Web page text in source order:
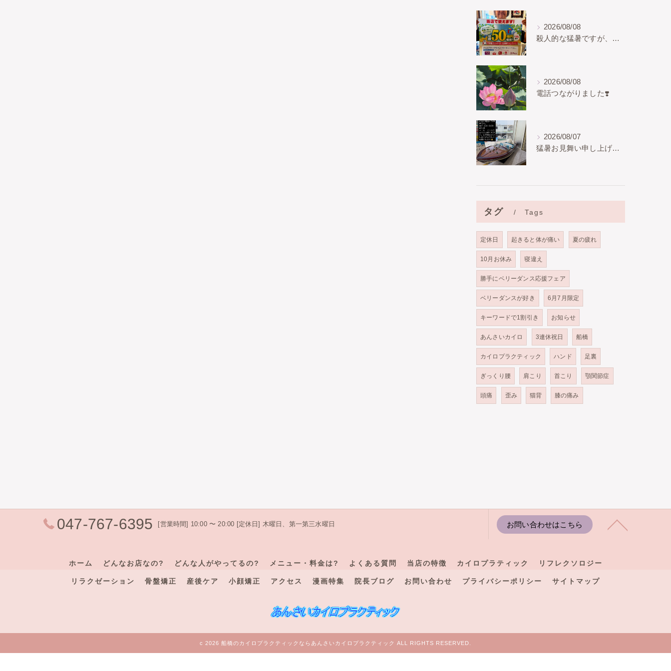
2026/08/08
殺人的な猛暑ですが、お盆も普通にやっていますので、普段ご都合...
2026/08/08
電話つながりました❣️
2026/08/07
猛暑お見舞い申し上げます。
タグ Tags
定休日 起きると体が痛い 夏の疲れ
10月お休み 寝違え
勝手にベリーダンス応援フェア
ベリーダンスが好き 6月7月限定
キーワードで1割引き お知らせ
あんさいカイロ 3連休祝日 船橋
カイロプラクティック ハンド 足裏
ぎっくり腰 肩こり 首こり 顎関節症
頭痛 歪み 猫背 膝の痛み
047-767-6395 [営業時間] 10:00 〜 20:00 [定休日] 木曜日、第一第三水曜日 お問い合わせはこちら
ホーム どんなお店なの? どんな人がやってるの? メニュー・料金は? よくある質問 当店の特徴 カイロプラティック リフレクソロジー
リラクゼーション 骨盤矯正 産後ケア 小顔矯正 アクセス 漫画特集 院長ブログ お問い合わせ プライバシーポリシー サイトマップ
c 2026 船橋のカイロプラクティックならあんさいカイロプラクティック ALL RIGHTS RESERVED.